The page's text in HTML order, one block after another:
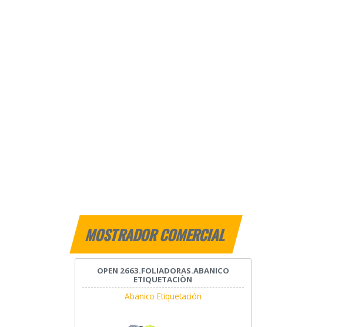
MOSTRADOR COMERCIAL
OPEN 2663.FOLIADORAS.ABANICO
ETIQUETACIÒN
Abanico Etiquetación